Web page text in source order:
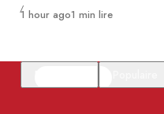
Publié
1 hour ago1 min lire